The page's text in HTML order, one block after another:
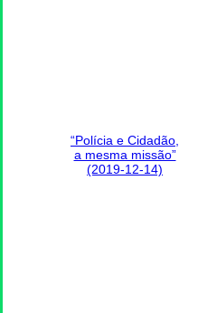
“Polícia e Cidadão,
a mesma missão”
(2019-12-14)